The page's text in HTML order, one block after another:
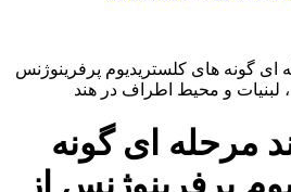
ای گونه های کلستریدیوم پرفرینوژنس
، لبنیات و محیط اطراف در هند
مرحله ای گونه